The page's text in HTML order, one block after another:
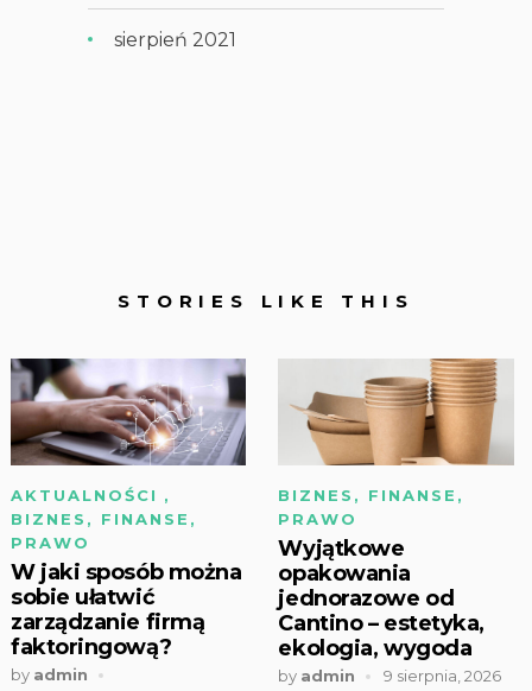
sierpień 2021
STORIES LIKE THIS
AKTUALNOŚCI ,
BIZNES, FINANSE,
PRAWO
W jaki sposób można
sobie ułatwić
zarządzanie firmą
faktoringową?
by admin
BIZNES, FINANSE,
PRAWO
Wyjątkowe
opakowania
jednorazowe od
Cantino – estetyka,
ekologia, wygoda
by admin 9 sierpnia, 2026